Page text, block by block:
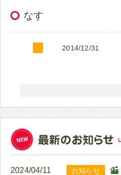
なす
2014/12/31
2024/04/11 お知らせ